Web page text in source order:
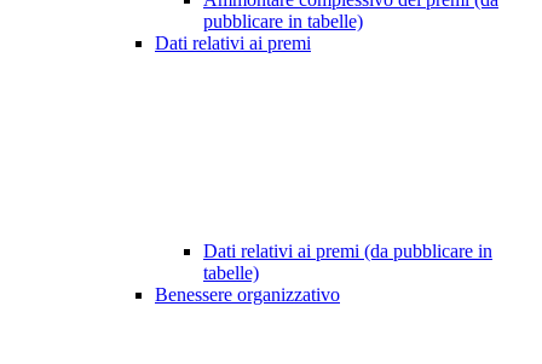
pubblicare in tabelle)
Dati relativi ai premi
Dati relativi ai premi (da pubblicare in
tabelle)
Benessere organizzativo